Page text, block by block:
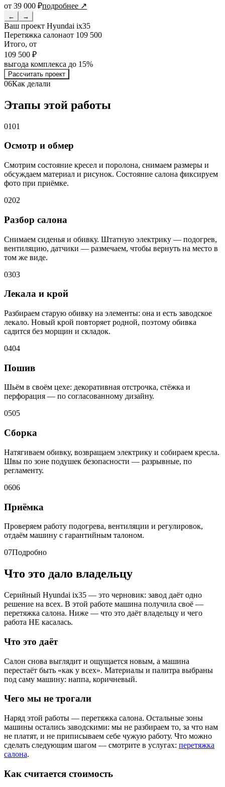
от 39 000 ₽подробнее ↗
← →
Ваш проект Hyundai ix35
Перетяжка салонаот 109 500
Итого, от
109 500 ₽
выгода комплекса до 15%
Рассчитать проект
06Как делали
Этапы этой работы
0101
Осмотр и обмер
Смотрим состояние кресел и поролона, снимаем размеры и
обсуждаем материал и рисунок. Состояние салона фиксируем
фото при приёмке.
0202
Разбор салона
Снимаем сиденья и обивку. Штатную электрику — подогрев,
вентиляцию, датчики — размечаем, чтобы вернуть на место в
том же виде.
0303
Лекала и крой
Разбираем старую обивку на элементы: она и есть заводское
лекало. Новый крой повторяет родной, поэтому обивка
садится без морщин и складок.
0404
Пошив
Шьём в своём цехе: декоративная отстрочка, стёжка и
перфорация — по согласованному дизайну.
0505
Сборка
Натягиваем обивку, возвращаем электрику и собираем кресла.
Швы по зоне подушек безопасности — разрывные, по
регламенту.
0606
Приёмка
Проверяем работу подогрева, вентиляции и регулировок,
отдаём машину с гарантийным талоном.
07Подробно
Что это дало владельцу
Серийный Hyundai ix35 — это черновик: завод даёт одно
решение на всех. В этой работе машина получила своё —
перетяжка салона. Ниже — что это даёт владельцу и чего
работа НЕ касалась.
Что это даёт
Салон снова выглядит и ощущается новым, а машина
перестаёт быть «как у всех». Материалы и палитра выбраны
под саму машину: наппа, коричневый.
Чего мы не трогали
Наряд этой работы — перетяжка салона. Остальные зоны
машины остались заводскими: мы не разбираем то, за что нам
не платят, и не приписываем себе чужую работу. Что можно
сделать следующим шагом — смотрите в услугах: перетяжка
салона.
Как считается стоимость